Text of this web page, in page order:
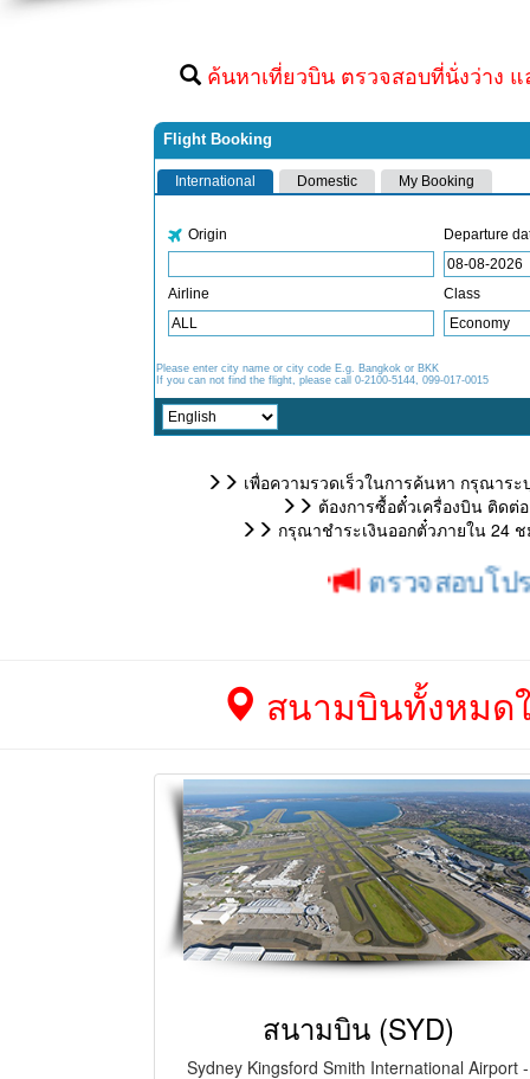
ค้นหาเที่ยวบิน ตรวจสอบที่นั่งว่าง
เพื่อความรวดเร็วในการค้นหา กรุณาร
ต้องการซื้อตั๋วเครื่องบิน ติดต่
กรุณาชำระเงินออกตั๋วภายใน 24
ตรวจสอบโปรโม
สนามบินทั้งหมด
สนามบิน (SYD)
Sydney Kingsford Smith International Airport -